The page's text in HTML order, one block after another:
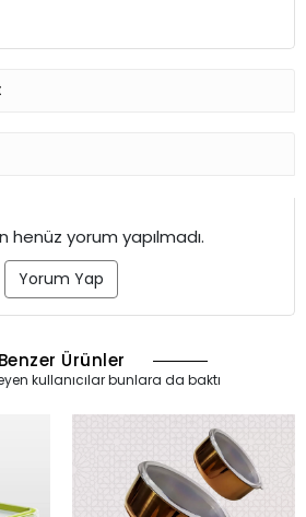
henüz yorum yapılmadı.
Yorum Yap
Benzer Ürünler
kullanıcılar bunlara da baktı